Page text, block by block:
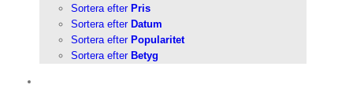
Sortera efter Pris
Sortera efter Datum
Sortera efter Popularitet
Sortera efter Betyg